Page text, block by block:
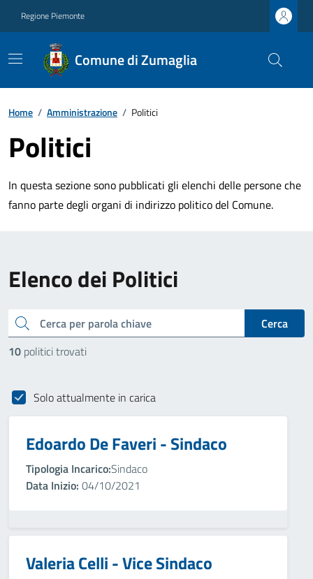
Regione Piemonte
Comune di Zumaglia
Home / Amministrazione / Politici
Politici
In questa sezione sono pubblicati gli elenchi delle persone che
fanno parte degli organi di indirizzo politico del Comune.
Elenco dei Politici
cerca
Cerca
10 politici trovati
Solo attualmente in carica
Edoardo De Faveri - Sindaco
Tipologia Incarico:Sindaco
Data Inizio: 04/10/2021
Valeria Celli - Vice Sindaco